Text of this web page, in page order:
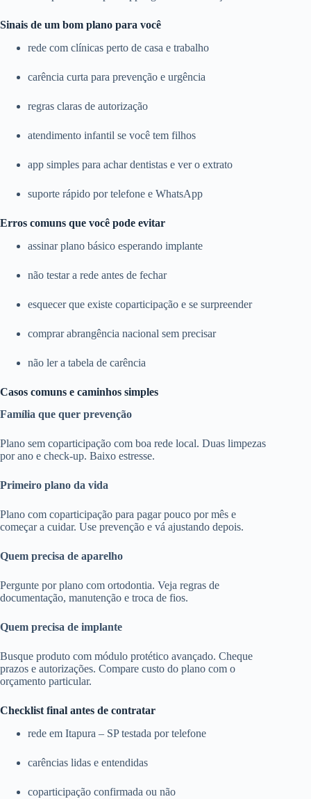
Sinais de um bom plano para você
rede com clínicas perto de casa e trabalho
carência curta para prevenção e urgência
regras claras de autorização
atendimento infantil se você tem filhos
app simples para achar dentistas e ver o extrato
suporte rápido por telefone e WhatsApp
Erros comuns que você pode evitar
assinar plano básico esperando implante
não testar a rede antes de fechar
esquecer que existe coparticipação e se surpreender
comprar abrangência nacional sem precisar
não ler a tabela de carência
Casos comuns e caminhos simples
Família que quer prevenção
Plano sem coparticipação com boa rede local. Duas limpezas
por ano e check-up. Baixo estresse.
Primeiro plano da vida
Plano com coparticipação para pagar pouco por mês e
começar a cuidar. Use prevenção e vá ajustando depois.
Quem precisa de aparelho
Pergunte por plano com ortodontia. Veja regras de
documentação, manutenção e troca de fios.
Quem precisa de implante
Busque produto com módulo protético avançado. Cheque
prazos e autorizações. Compare custo do plano com o
orçamento particular.
Checklist final antes de contratar
rede em Itapura – SP testada por telefone
carências lidas e entendidas
coparticipação confirmada ou não